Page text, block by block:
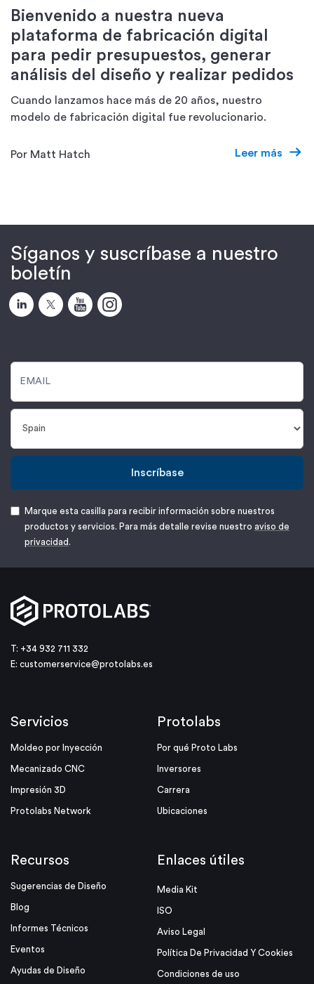
Bienvenido a nuestra nueva
plataforma de fabricación digital
para pedir presupuestos, generar
análisis del diseño y realizar pedidos
Cuando lanzamos hace más de 20 años, nuestro
modelo de fabricación digital fue revolucionario.
Por Matt Hatch Leer más
Síganos y suscríbase a nuestro
boletín
Inscríbase
Marque esta casilla para recibir información sobre nuestros
productos y servicios. Para más detalle revise nuestro aviso de
privacidad .
T: +34 932 711 332
E: customerservice@protolabs.es
Servicios
Moldeo por Inyección
Mecanizado CNC
Impresión 3D
Protolabs Network
Protolabs
Por qué Proto Labs
Inversores
Carrera
Ubicaciones
Recursos
Sugerencias de Diseño
Blog
Informes Técnicos
Eventos
Ayudas de Diseño
Enlaces útiles
Media Kit
ISO
Aviso Legal
Política De Privacidad Y Cookies
Condiciones de uso